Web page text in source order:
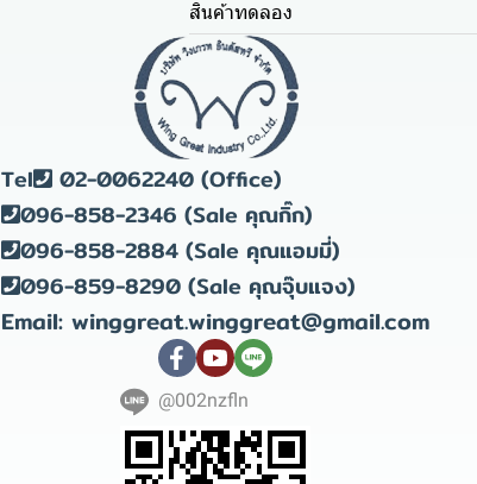
สินค้าทดลอง
Tel 02-0062240 (Office)
096-858-2346 (Sale คุณกิ๊ก)
096-858-2884 (Sale คุณแอมมี่)
096-859-8290 (Sale คุณจุ๊บแจง)
Email: winggreat.winggreat@gmail.com
@002nzfln